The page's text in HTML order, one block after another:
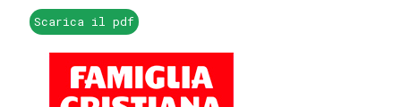
Scarica il pdf